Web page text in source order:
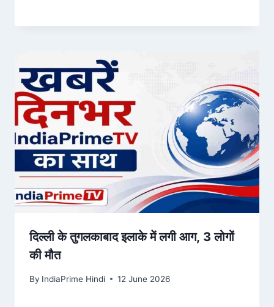
दिल्ली के तुगलकाबाद इलाके में लगी आग, 3 लोगों
की मौत
By IndiaPrime Hindi 12 June 2026